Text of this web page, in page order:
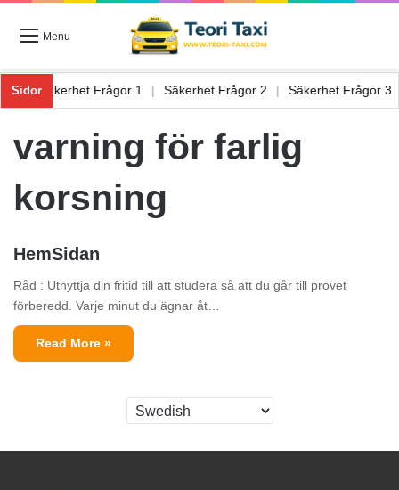
Menu
Sidor
6 | Säkerhet Frågor 1 Säkerhet Frågor 2 Säkerhet Frågor
varning för farlig
korsning
HemSidan
Råd : Utnyttja din fritid till att studera så att du går till provet
förberedd. Varje minut du ägnar åt…
Read More »